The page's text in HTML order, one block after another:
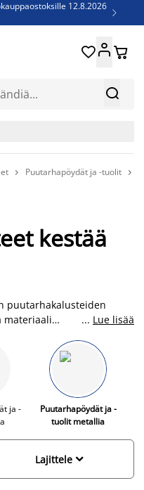
12.8.2026

jopa 60% 
 
 Puutarhapöydät ja -tuolit 
kestää
puutarhakalusteiden
materiaali
edulliseen
... Lue lisää
ja -
Puutarhapöydät ja -
tuolit metallia

Lajittele